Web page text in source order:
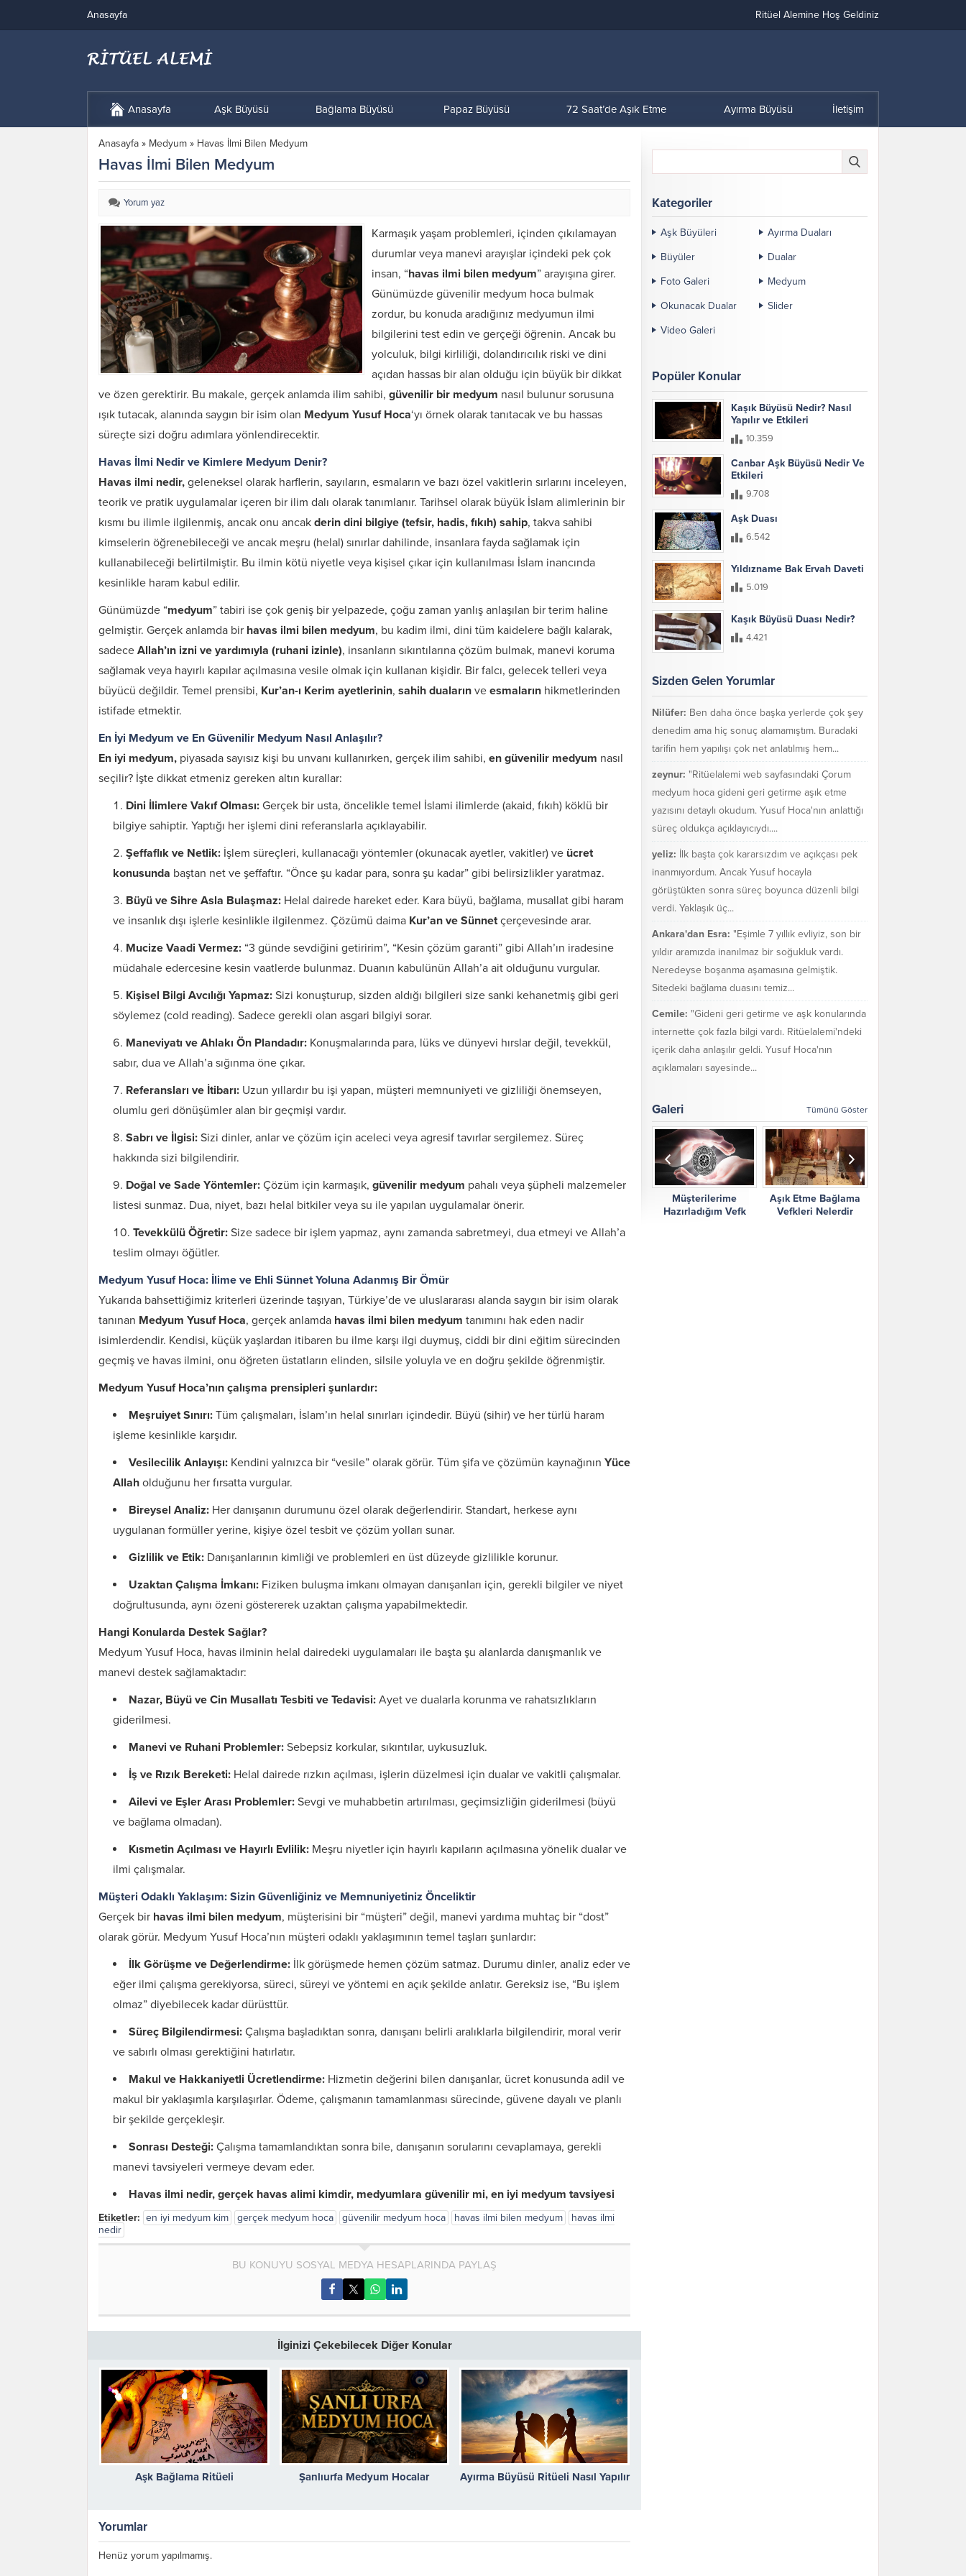
Anasayfa Ritüel Alemine Hoş Geldiniz
Anasayfa Aşk Büyüsü Bağlama Büyüsü Papaz Büyüsü 72 Saat’de Aşık Etme Ayırma Büyüsü İletişim
Anasayfa » Medyum » Havas İlmi Bilen Medyum
Havas İlmi Bilen Medyum
Yorum yaz
Karmaşık yaşam problemleri, içinden çıkılamayan
durumlar veya manevi arayışlar içindeki pek çok
insan, “havas ilmi bilen medyum” arayışına girer.
Günümüzde güvenilir medyum hoca bulmak
zordur, bu konuda aradığınız medyumun ilmi
bilgilerini test edin ve gerçeği öğrenin. Ancak bu
yolculuk, bilgi kirliliği, dolandırıcılık riski ve dini
açıdan hassas bir alan olduğu için büyük bir dikkat
ve özen gerektirir. Bu makale, gerçek anlamda ilim sahibi, güvenilir bir medyum nasıl bulunur sorusuna
ışık tutacak, alanında saygın bir isim olan Medyum Yusuf Hoca‘yı örnek olarak tanıtacak ve bu hassas
süreçte sizi doğru adımlara yönlendirecektir.
Havas İlmi Nedir ve Kimlere Medyum Denir?
Havas ilmi nedir, geleneksel olarak harflerin, sayıların, esmaların ve bazı özel vakitlerin sırlarını inceleyen,
teorik ve pratik uygulamalar içeren bir ilim dalı olarak tanımlanır. Tarihsel olarak büyük İslam alimlerinin bir
kısmı bu ilimle ilgilenmiş, ancak onu ancak derin dini bilgiye (tefsir, hadis, fıkıh) sahip, takva sahibi
kimselerin öğrenebileceği ve ancak meşru (helal) sınırlar dahilinde, insanlara fayda sağlamak için
kullanabileceği belirtilmiştir. Bu ilmin kötü niyetle veya kişisel çıkar için kullanılması İslam inancında
kesinlikle haram kabul edilir.
Günümüzde “medyum” tabiri ise çok geniş bir yelpazede, çoğu zaman yanlış anlaşılan bir terim haline
gelmiştir. Gerçek anlamda bir havas ilmi bilen medyum, bu kadim ilmi, dini tüm kaidelere bağlı kalarak,
sadece Allah’ın izni ve yardımıyla (ruhani izinle), insanların sıkıntılarına çözüm bulmak, manevi koruma
sağlamak veya hayırlı kapılar açılmasına vesile olmak için kullanan kişidir. Bir falcı, gelecek telleri veya
büyücü değildir. Temel prensibi, Kur’an-ı Kerim ayetlerinin, sahih duaların ve esmaların hikmetlerinden
istifade etmektir.
En İyi Medyum ve En Güvenilir Medyum Nasıl Anlaşılır?
En iyi medyum, piyasada sayısız kişi bu unvanı kullanırken, gerçek ilim sahibi, en güvenilir medyum nasıl
seçilir? İşte dikkat etmeniz gereken altın kurallar:
Dini İlimlere Vakıf Olması: Gerçek bir usta, öncelikle temel İslami ilimlerde (akaid, fıkıh) köklü bir
bilgiye sahiptir. Yaptığı her işlemi dini referanslarla açıklayabilir.
Şeffaflık ve Netlik: İşlem süreçleri, kullanacağı yöntemler (okunacak ayetler, vakitler) ve ücret
konusunda baştan net ve şeffaftır. “Önce şu kadar para, sonra şu kadar” gibi belirsizlikler yaratmaz.
Büyü ve Sihre Asla Bulaşmaz: Helal dairede hareket eder. Kara büyü, bağlama, musallat gibi haram
ve insanlık dışı işlerle kesinlikle ilgilenmez. Çözümü daima Kur’an ve Sünnetçerçevesinde arar.
Mucize Vaadi Vermez: “3 günde sevdiğini getiririm”, “Kesin çözüm garanti” gibi Allah’ın iradesine
müdahale edercesine kesin vaatlerde bulunmaz. Duanın kabulünün Allah’a ait olduğunu vurgular.
Kişisel Bilgi Avcılığı Yapmaz: Sizi konuşturup, sizden aldığı bilgileri size sanki kehanetmiş gibi geri
söylemez (cold reading). Sadece gerekli olan asgari bilgiyi sorar.
Maneviyatı ve Ahlakı Ön Plandadır: Konuşmalarında para, lüks ve dünyevi hırslar değil, tevekkül,
sabır, dua ve Allah’a sığınma öne çıkar.
Referansları ve İtibarı: Uzun yıllardır bu işi yapan, müşteri memnuniyeti ve gizliliği önemseyen,
olumlu geri dönüşümler alan bir geçmişi vardır.
Sabrı ve İlgisi: Sizi dinler, anlar ve çözüm için aceleci veya agresif tavırlar sergilemez. Süreç
hakkında sizi bilgilendirir.
Doğal ve Sade Yöntemler: Çözüm için karmaşık, güvenilir medyum pahalı veya şüpheli malzemeler
listesi sunmaz. Dua, niyet, bazı helal bitkiler veya su ile yapılan uygulamalar önerir.
Tevekkülü Öğretir: Size sadece bir işlem yapmaz, aynı zamanda sabretmeyi, dua etmeyi ve Allah’a
teslim olmayı öğütler.
Medyum Yusuf Hoca: İlime ve Ehli Sünnet Yoluna Adanmış Bir Ömür
Yukarıda bahsettiğimiz kriterleri üzerinde taşıyan, Türkiye’de ve uluslararası alanda saygın bir isim olarak
tanınan Medyum Yusuf Hoca, gerçek anlamda havas ilmi bilen medyum tanımını hak eden nadir
isimlerdendir. Kendisi, küçük yaşlardan itibaren bu ilme karşı ilgi duymuş, ciddi bir dini eğitim sürecinden
geçmiş ve havas ilmini, onu öğreten üstatların elinden, silsile yoluyla ve en doğru şekilde öğrenmiştir.
Medyum Yusuf Hoca’nın çalışma prensipleri şunlardır:
Meşruiyet Sınırı: Tüm çalışmaları, İslam’ın helal sınırları içindedir. Büyü (sihir) ve her türlü haram
işleme kesinlikle karşıdır.
Vesilecilik Anlayışı: Kendini yalnızca bir “vesile” olarak görür. Tüm şifa ve çözümün kaynağının Yüce
Allah olduğunu her fırsatta vurgular.
Bireysel Analiz: Her danışanın durumunu özel olarak değerlendirir. Standart, herkese aynı
uygulanan formüller yerine, kişiye özel tesbit ve çözüm yolları sunar.
Gizlilik ve Etik: Danışanlarının kimliği ve problemleri en üst düzeyde gizlilikle korunur.
Uzaktan Çalışma İmkanı: Fiziken buluşma imkanı olmayan danışanları için, gerekli bilgiler ve niyet
doğrultusunda, aynı özeni göstererek uzaktan çalışma yapabilmektedir.
Hangi Konularda Destek Sağlar?
Medyum Yusuf Hoca, havas ilminin helal dairedeki uygulamaları ile başta şu alanlarda danışmanlık ve
manevi destek sağlamaktadır:
Nazar, Büyü ve Cin Musallatı Tesbiti ve Tedavisi: Ayet ve dualarla korunma ve rahatsızlıkların
giderilmesi.
Manevi ve Ruhani Problemler: Sebepsiz korkular, sıkıntılar, uykusuzluk.
İş ve Rızık Bereketi: Helal dairede rızkın açılması, işlerin düzelmesi için dualar ve vakitli çalışmalar.
Ailevi ve Eşler Arası Problemler: Sevgi ve muhabbetin artırılması, geçimsizliğin giderilmesi (büyü
ve bağlama olmadan).
Kısmetin Açılması ve Hayırlı Evlilik: Meşru niyetler için hayırlı kapıların açılmasına yönelik dualar ve
ilmi çalışmalar.
Müşteri Odaklı Yaklaşım: Sizin Güvenliğiniz ve Memnuniyetiniz Önceliktir
Gerçek bir havas ilmi bilen medyum, müşterisini bir “müşteri” değil, manevi yardıma muhtaç bir “dost”
olarak görür. Medyum Yusuf Hoca’nın müşteri odaklı yaklaşımının temel taşları şunlardır:
İlk Görüşme ve Değerlendirme: İlk görüşmede hemen çözüm satmaz. Durumu dinler, analiz eder ve
eğer ilmi çalışma gerekiyorsa, süreci, süreyi ve yöntemi en açık şekilde anlatır. Gereksiz ise, “Bu işlem
olmaz” diyebilecek kadar dürüsttür.
Süreç Bilgilendirmesi: Çalışma başladıktan sonra, danışanı belirli aralıklarla bilgilendirir, moral verir
ve sabırlı olması gerektiğini hatırlatır.
Makul ve Hakkaniyetli Ücretlendirme: Hizmetin değerini bilen danışanlar, ücret konusunda adil ve
makul bir yaklaşımla karşılaşırlar. Ödeme, çalışmanın tamamlanması sürecinde, güvene dayalı ve planlı
bir şekilde gerçekleşir.
Sonrası Desteği: Çalışma tamamlandıktan sonra bile, danışanın sorularını cevaplamaya, gerekli
manevi tavsiyeleri vermeye devam eder.
Havas ilmi nedir, gerçek havas alimi kimdir, medyumlara güvenilir mi, en iyi medyum tavsiyesi
Etiketler: en iyi medyum kim gerçek medyum hoca güvenilir medyum hoca havas ilmi bilen medyum
havas ilmi
nedir
BU KONUYU SOSYAL MEDYA HESAPLARINDA PAYLAŞ
İlginizi Çekebilecek Diğer Konular
Aşk Bağlama Ritüeli Şanlıurfa Medyum Hocalar Ayırma Büyüsü Ritüeli Nasıl Yapılır
Yorumlar
Henüz yorum yapılmamış.
Kategoriler
Aşk Büyüleri
Ayırma Duaları
Büyüler
Dualar
Foto Galeri
Medyum
Okunacak Dualar
Slider
Video Galeri
Popüler Konular
Kaşık Büyüsü Nedir? Nasıl
Yapılır ve Etkileri
10.359
Canbar Aşk Büyüsü Nedir Ve
Etkileri
9.708
Aşk Duası
6.542
Yıldızname Bak Ervah Daveti
5.019
Kaşık Büyüsü Duası Nedir?
4.421
Sizden Gelen Yorumlar
Nilüfer: Ben daha önce başka yerlerde çok şey
denedim ama hiç sonuç alamamıştım. Buradaki
tarifin hem yapılışı çok net anlatılmış hem...
zeynur: "Ritüelalemi web sayfasındaki Çorum
medyum hoca gideni geri getirme aşık etme
yazısını detaylı okudum. Yusuf Hoca'nın anlattığı
süreç oldukça açıklayıcıydı....
yeliz: İlk başta çok kararsızdım ve açıkçası pek
inanmıyordum. Ancak Yusuf hocayla
görüştükten sonra süreç boyunca düzenli bilgi
verdi. Yaklaşık üç...
Ankara'dan Esra: "Eşimle 7 yıllık evliyiz, son bir
yıldır aramızda inanılmaz bir soğukluk vardı.
Neredeyse boşanma aşamasına gelmiştik.
Sitedeki bağlama duasını temiz...
Cemile: "Gideni geri getirme ve aşk konularında
internette çok fazla bilgi vardı. Ritüelalemi'ndeki
içerik daha anlaşılır geldi. Yusuf Hoca'nın
açıklamaları sayesinde...
Galeri Tümünü Göster
Karı Koca Arası
Muhabbeti Artıran
Kişiye Özel Vefkler ve
Tılsımlar
Zırh için Yazıln Vefkler
Müşterilerime
Hazırladığım Vefk
Aşık Etme Bağlama
Vefkleri Nelerdir